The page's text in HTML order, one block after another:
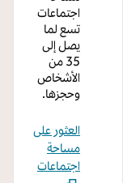
اجتماعات
تسع لما
يصل إلى
35 من
الأشخاص
وحجزها.
العثور على
مساحة
اجتماعات